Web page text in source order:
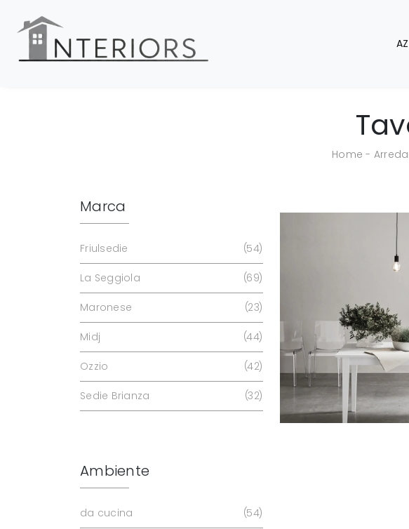
Home -
Marca
Friulsedie 54
La Seggiola 69
Maronese 23
Midj 44
Ozzio 42
Sedie Brianza 32
Ambiente
da cucina 54